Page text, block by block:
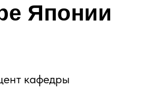
Японии
кафедры